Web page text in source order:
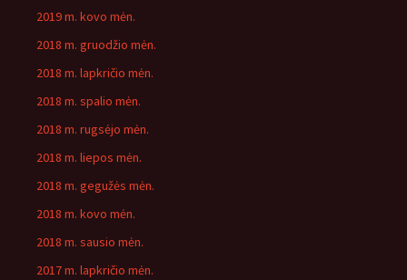
2019 m. kovo mėn.
2018 m. gruodžio mėn.
2018 m. lapkričio mėn.
2018 m. spalio mėn.
2018 m. rugsėjo mėn.
2018 m. liepos mėn.
2018 m. gegužės mėn.
2018 m. kovo mėn.
2018 m. sausio mėn.
2017 m. lapkričio mėn.